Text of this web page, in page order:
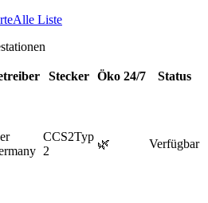
Alle Liste
Stecker Öko 24/7
Status
CCS2Typ
2
🌿 Verfügbar